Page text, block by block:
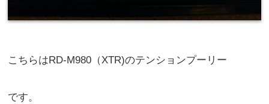
こちらはRD-M980（XTR)のテンションプーリー
です。